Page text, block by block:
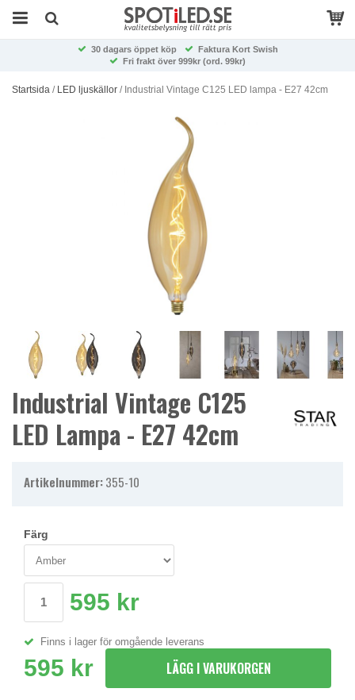
30 dagars öppet köp
Faktura Kort Swish
Fri frakt över 999kr (ord. 99kr)
Startsida / LED ljuskällor / Industrial Vintage C125 LED lampa - E27 42cm
Industrial Vintage C125
LED Lampa - E27 42cm
Artikelnummer:355-10
Färg
595 kr
Finns i lager för omgående leverans
595 kr LÄGG I VARUKORGEN